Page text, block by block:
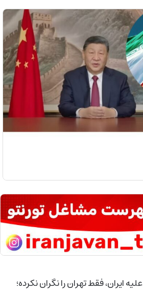
علیه ایران، فقط تهران را نگران نکرده؛